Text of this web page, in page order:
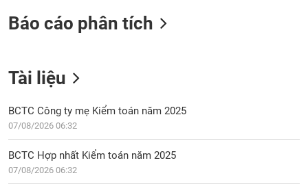
Báo cáo phân tích
Tài liệu
BCTC Công ty mẹ Kiểm toán năm 2025
07/08/2026 06:32
BCTC Hợp nhất Kiểm toán năm 2025
07/08/2026 06:32